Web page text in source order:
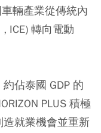
輛產業從傳統內
ICE) 轉向電動
佔泰國 GDP 的
PLUS 積極
就業機會並重新